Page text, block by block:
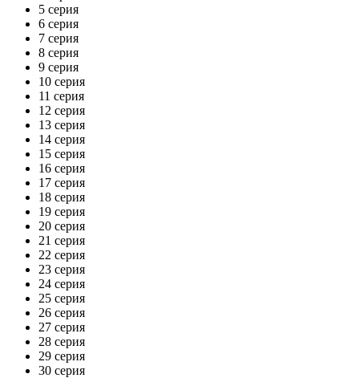
5 серия
6 серия
7 серия
8 серия
9 серия
10 серия
11 серия
12 серия
13 серия
14 серия
15 серия
16 серия
17 серия
18 серия
19 серия
20 серия
21 серия
22 серия
23 серия
24 серия
25 серия
26 серия
27 серия
28 серия
29 серия
30 серия